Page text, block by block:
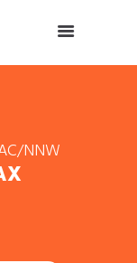
NNW